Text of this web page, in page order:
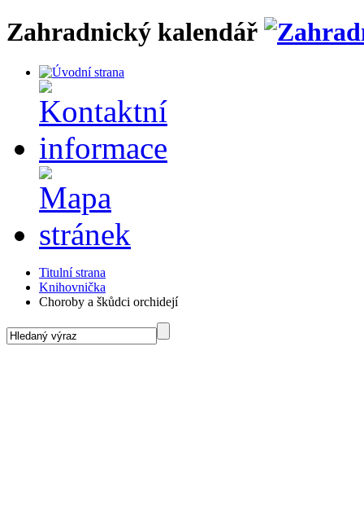
Zahradnický kalendář
Titulní strana
Knihovnička
Choroby a škůdci orchidejí